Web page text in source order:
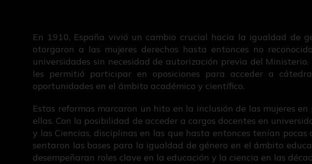
En 1910, España vivió un cambio crucial hacia la igualdad de
otorgaron a las mujeres derechos hasta entonces no
universidades sin necesidad de autorización previa del
les permitió participar en oposiciones para acceder a
oportunidades en el ámbito académico y científico.
Estas reformas marcaron un hito en la inclusión de las mujeres
ellas. Con la posibilidad de acceder a cargos docentes en
y las Ciencias, disciplinas en las que hasta entonces tenían
sentaron las bases para la igualdad de género en el ámbito
desempeñaran roles clave en la educación y la ciencia en las